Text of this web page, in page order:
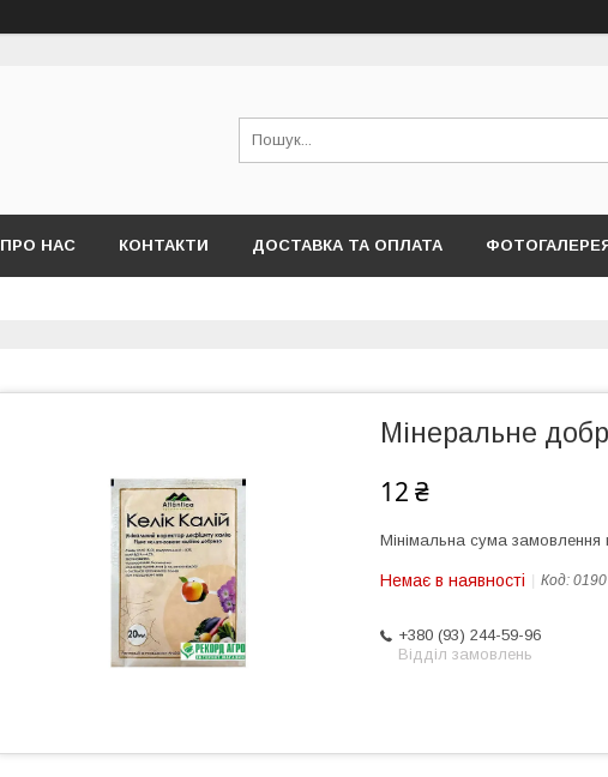
ПРО НАС КОНТАКТИ ДОСТАВКА ТА ОПЛАТА
Мінеральне
12 ₴
Мінімальна сума замовлення
Немає в наявності Код: 0190
+380 (93) 244-59-96
Відділ замовлень